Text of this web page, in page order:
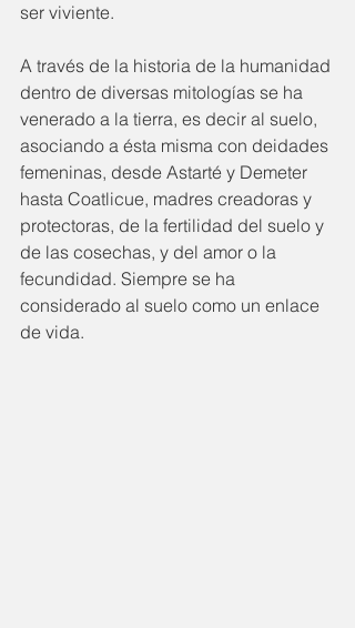
ser viviente.
A través de la historia de la humanidad
dentro de diversas mitologías se ha
venerado a la tierra, es decir al suelo,
asociando a ésta misma con deidades
femeninas, desde Astarté y Demeter
hasta Coatlicue, madres creadoras y
protectoras, de la fertilidad del suelo y
de las cosechas, y del amor o la
fecundidad. Siempre se ha
considerado al suelo como un enlace
de vida.